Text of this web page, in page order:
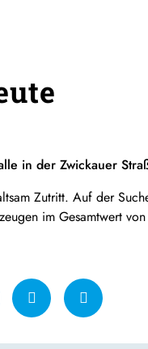
in der Zwickauer
Zutritt. Auf der
im Gesamtwert